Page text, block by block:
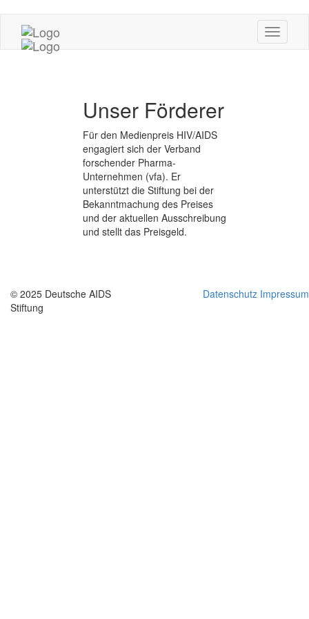
Unser Förderer
Für den Medienpreis HIV/AIDS
engagiert sich der Verband
forschender Pharma-
Unternehmen (vfa). Er
unterstützt die Stiftung bei der
Bekanntmachung des Preises
und der aktuellen Ausschreibung
und stellt das Preisgeld.
© 2025 Deutsche AIDS
Stiftung
Datenschutz Impressum